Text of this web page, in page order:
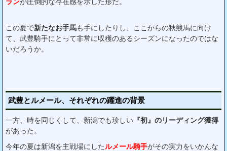
この夏で新たなお手馬も手にしたりし、ここからの秋競馬に向け
て、武豊騎手にとって非常に収穫のあるシーズンになったのではな
いだろうか。
武豊とルメール、それぞれの躍進の背景
一方、時を同じくして、新潟でも珍しい 『初』のリーディング獲得
があった。
今年の夏は新潟を主戦場にしたルメール騎手がその実力をいかんな